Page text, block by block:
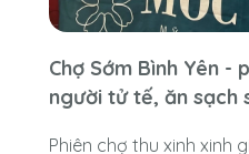
Chợ Sớm Bình Yên -
người tử tế, ăn sạch
Phiên chợ thu xinh xinh